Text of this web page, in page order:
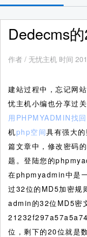
Dedecms
作者 / 无忧主机 时间
建站过程中，忘记网
忧主机小编也分享过
用PHPMYADMIN找
机php空间具有强大
篇文章中，修改密码
题。登陆您的
在phpmyadmin中是
过32位的MD5加密规
admin的32位MD5密
位，剩下的20位就是